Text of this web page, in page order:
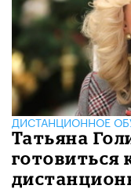
ДИСТАНЦИОННОЕ
Татьяна
готовиться